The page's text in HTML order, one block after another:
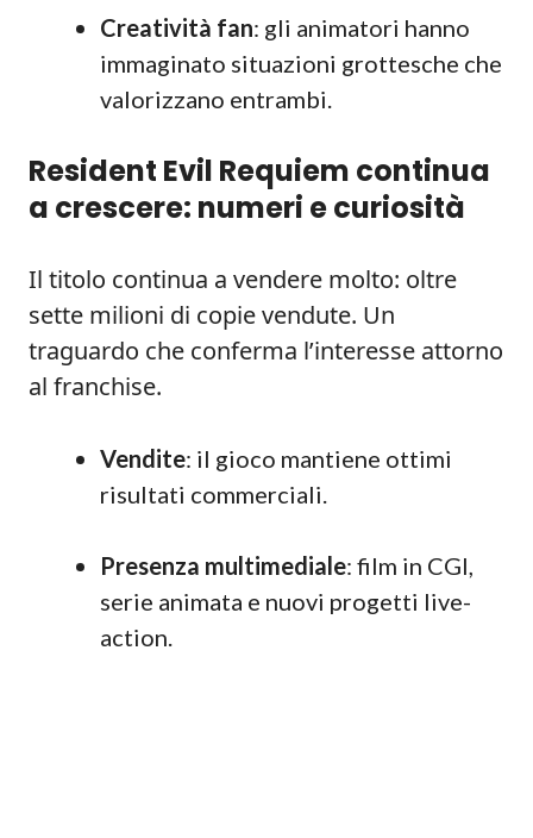
Creatività fan: gli animatori hanno
immaginato situazioni grottesche che
valorizzano entrambi.
Resident Evil Requiem continua
a crescere: numeri e curiosità
Il titolo continua a vendere molto: oltre
sette milioni di copie vendute. Un
traguardo che conferma l’interesse attorno
al franchise.
Vendite: il gioco mantiene ottimi
risultati commerciali.
Presenza multimediale: film in CGI,
serie animata e nuovi progetti live-
action.